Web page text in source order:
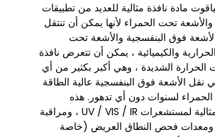
مادة نافذة مثالية للعديد من تطبيقات
تحت الحمراء لأنها يمكن أن تنتقل
فوق البنفسجية والأشعة تحت
والكيميائية ، يمكن أن تتعرض نافذة
الحرارة الشديدة ، وهي أكبر بكثير من أي
الأشعة فوق البنفسجية عالية الطاقة
لسنوات دون أي تدهور. هذه
الخصائص تجعلها مادة مثالية لمستشعرات UV / VIS / IR ، ومراقبة
ومعدات فحص النطاق العريض (خاصة